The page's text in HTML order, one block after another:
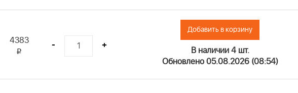
54
55
56
57
58
4383
i
- +
Добавить в корзину
В наличии 4 шт.
Обновлено 05.08.2026 (08:54)